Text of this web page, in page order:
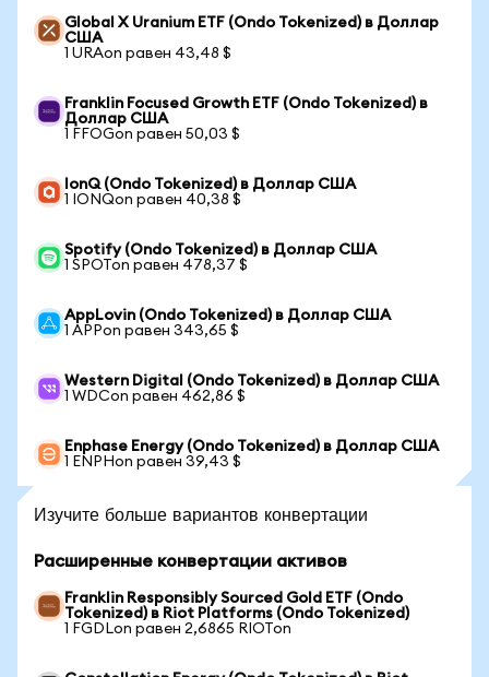
Global X Uranium ETF (Ondo Tokenized) в Доллар
США
1 URAon равен 43,48 $
Franklin Focused Growth ETF (Ondo Tokenized) в
Доллар США
1 FFOGon равен 50,03 $
IonQ (Ondo Tokenized) в Доллар США
1 IONQon равен 40,38 $
Spotify (Ondo Tokenized) в Доллар США
1 SPOTon равен 478,37 $
AppLovin (Ondo Tokenized) в Доллар США
1 APPon равен 343,65 $
Western Digital (Ondo Tokenized) в Доллар США
1 WDCon равен 462,86 $
Enphase Energy (Ondo Tokenized) в Доллар США
1 ENPHon равен 39,43 $
Изучите больше вариантов конвертации
Расширенные конвертации активов
Franklin Responsibly Sourced Gold ETF (Ondo
Tokenized) в Riot Platforms (Ondo Tokenized)
1 FGDLon равен 2,6865 RIOTon